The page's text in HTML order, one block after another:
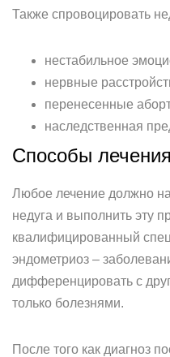
Также спровоцировать
нестабильное
нервные
перенесенные
наследственная
Способы лечения
Любое лечение должно
недуга и выполнить эту
квалифицированный
эндометриоз –
дифференцировать с
только болезнями.
После того как диагноз